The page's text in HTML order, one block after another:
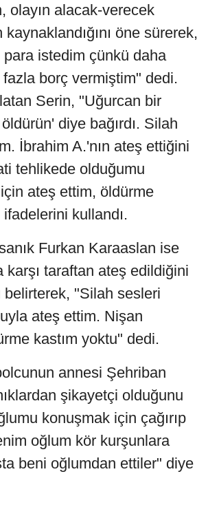
olayın alacak-verecek
öne sürerek,
istedim çünkü daha
borç vermiştim" dedi.
Serin, "Uğurcan bir
diye bağırdı. Silah
İbrahim A.'nın ateş ettiğini
tehlikede olduğumu
ateş ettim, öldürme
kullandı.
Furkan Karaaslan ise
karşı taraftan ateş edildiğini
belirterek, "Silah sesleri
ateş ettim. Nişan
kastım yoktu" dedi.
annesi Şehriban
şikayetçi olduğunu
konuşmak için çağırıp
oğlum kör kurşunlara
beni oğlumdan ettiler" diye